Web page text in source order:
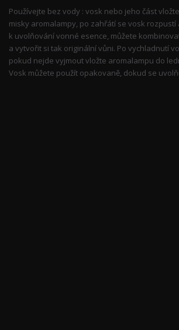
Používejte bez vody : vosk nebo jeho část
misky aromalampy, po zahřátí se vosk
k uvolňování vonné esence, můžete
a vytvořit si tak originální vůni. Po vychladnutí
pokud nejde vyjmout vložte aromalampu do
Vosk můžete použít opakovaně, dokud se